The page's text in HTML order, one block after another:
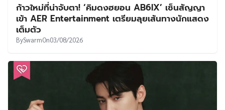
ก้าวใหม่ที่น่าจับตา! ‘คิมดงฮยอน AB6IX’ เซ็นสัญญา
เข้า AER Entertainment เตรียมลุยเส้นทางนักแสดง
เต็มตัว
BySwarmOn03/08/2026